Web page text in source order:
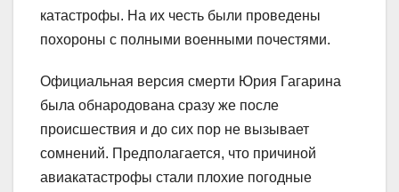
катастрофы. На их честь были проведены
похороны с полными военными почестями.
Официальная версия смерти Юрия Гагарина
была обнародована сразу же после
происшествия и до сих пор не вызывает
сомнений. Предполагается, что причиной
авиакатастрофы стали плохие погодные